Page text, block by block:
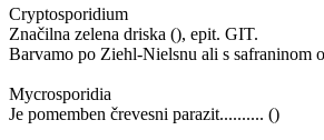
Cryptosporidium
Značilna zelena driska (), epit. GIT.
Barvamo po Ziehl-Nielsnu ali s safraninom
Mycrosporidia
Je pomemben črevesni parazit.......... ()